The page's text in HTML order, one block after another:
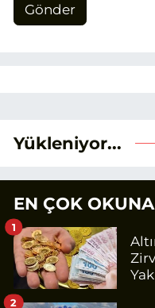
Gönder
Yükleniyor...
EN ÇOK
1
2